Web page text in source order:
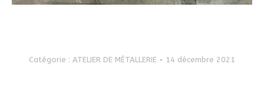
Catégorie : ATELIER DE MÉTALLERIE 14 décembre 2021